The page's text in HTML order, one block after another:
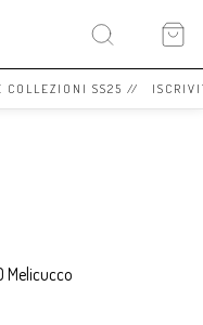
COLLEZIONI SS25 //
Melicucco